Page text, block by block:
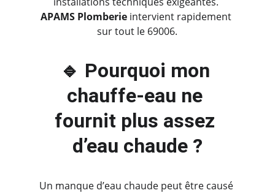
APAMS Plomberie intervient rapidement
sur tout le 69006.
🔹 Pourquoi mon
chauffe-eau ne
fournit plus assez
d’eau chaude ?
Un manque d’eau chaude peut être causé